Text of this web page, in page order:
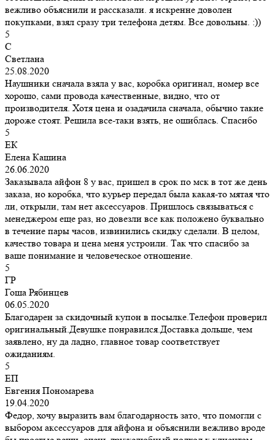
вежливо объяснили и рассказали. я искренне доволен
покупками, взял сразу три телефона детям. Все довольны. :))
5
С
Светлана
25.08.2020
Наушники сначала взяла у вас, коробка оригинал, номер все
хорошо, сами провода качественные, видно, что от
производителя. Хотя цена и озадачила сначала, обычно такие
дороже стоят. Решила все-таки взять, не ошиблась. Спасибо
5
ЕК
Елена Кашина
26.06.2020
Заказывала айфон 8 у вас, пришел в срок по мск в тот же день
заказа, но коробка, что курьер передал была какая-то мятая что
ли, открыли, там нет аксессуаров. Пришлось связываться с
менеджером еще раз, но довезли все как положено буквально
в течение пары часов, извинились скидку сделали. В целом,
качество товара и цена меня устроили. Так что спасибо за
ваше понимание и человеческое отношение.
5
ГР
Гоша Рябинцев
06.05.2020
Благодарен за скидочный купон в посылке.Телефон проверил
оригинальный.Девушке понравился.Доставка дольше, чем
заявлено, ну да ладно, главное товар соответствует
ожиданиям.
5
ЕП
Евгения Пономарева
19.04.2020
Федор, хочу выразить вам благодарность зато, что помогли с
выбором аксессуаров для айфона и объяснили вежливо вроде